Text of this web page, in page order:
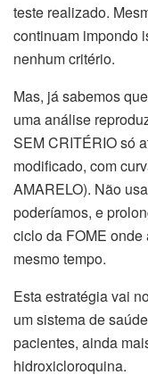
teste realizado.
continuam impondo
nenhum critério.
Mas, já sabemos
uma análise
SEM CRITÉRIO só
modificado, com
AMARELO). Não
poderíamos, e
ciclo da FOME
mesmo tempo.
Esta estratégia vai
um sistema de
pacientes, ainda
hidroxicloroquina.